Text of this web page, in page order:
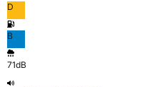
D
B
71dB